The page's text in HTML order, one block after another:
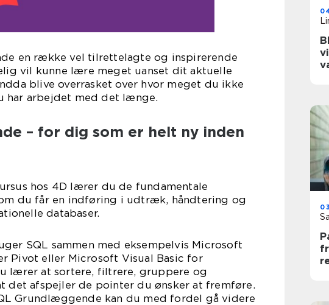
en række vel tilrettelagte og inspirerende
vil kunne lære meget uanset dit aktuelle
blive overrasket over hvor meget du ikke
har arbejdet med det længe.
– for dig som er helt ny inden
hos 4D lærer du de fundamentale
du får en indføring i udtræk, håndtering og
databaser.
SQL sammen med eksempelvis Microsoft
Pivot eller Microsoft Visual Basic for
lærer at sortere, filtrere, gruppere og
det afspejler de pointer du ønsker at fremføre.
Grundlæggende kan du med fordel gå videre